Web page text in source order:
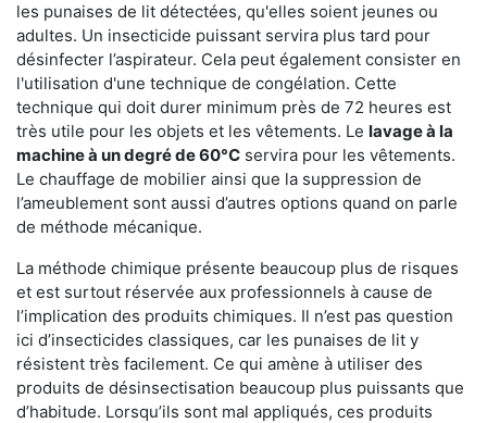
les punaises de lit détectées, qu'elles soient jeunes ou
adultes. Un insecticide puissant servira plus tard pour
désinfecter l’aspirateur. Cela peut également consister en
l'utilisation d'une technique de congélation. Cette
technique qui doit durer minimum près de 72 heures est
très utile pour les objets et les vêtements. Le lavage à la
machine à un degré de 60°C servira pour les vêtements.
Le chauffage de mobilier ainsi que la suppression de
l’ameublement sont aussi d’autres options quand on parle
de méthode mécanique.
La méthode chimique présente beaucoup plus de risques
et est surtout réservée aux professionnels à cause de
l’implication des produits chimiques. Il n’est pas question
ici d’insecticides classiques, car les punaises de lit y
résistent très facilement. Ce qui amène à utiliser des
produits de désinsectisation beaucoup plus puissants que
d’habitude. Lorsqu’ils sont mal appliqués, ces produits